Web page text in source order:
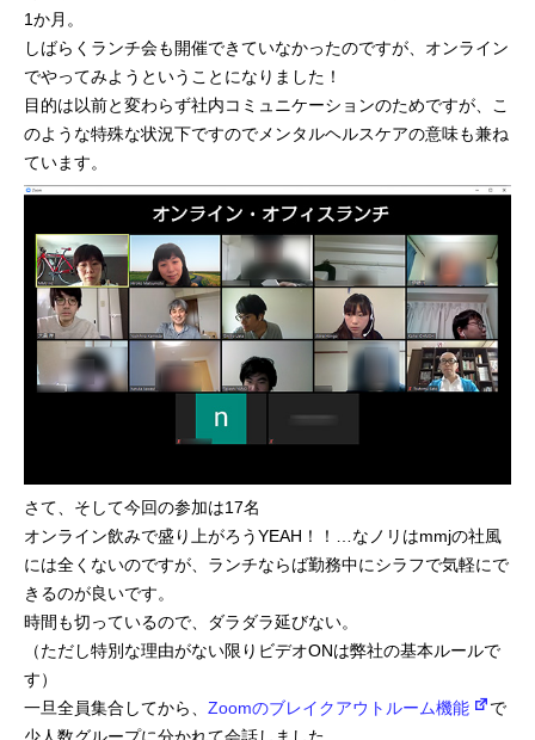
お問合せ 個人情報取扱い方針 サイトマップ
1か月。
しばらくランチ会も開催できていなかったのですが、オンライン
でやってみようということになりました！
目的は以前と変わらず社内コミュニケーションのためですが、こ
のような特殊な状況下ですのでメンタルヘルスケアの意味も兼ね
ています。
さて、そして今回の参加は17名
オンライン飲みで盛り上がろうYEAH！！…なノリはmmjの社風
には全くないのですが、ランチならば勤務中にシラフで気軽にで
きるのが良いです。
時間も切っているので、ダラダラ延びない。
（ただし特別な理由がない限りビデオONは弊社の基本ルールで
す）
一旦全員集合してから、 Zoomのブレイクアウトルーム機能
で
少人数グループに分かれて会話しました.